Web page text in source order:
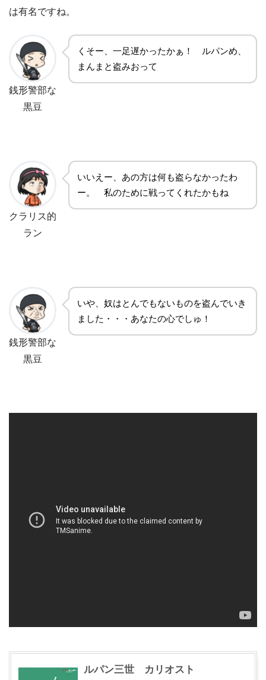
は有名ですね。
銭形警部な
黒豆
くそー、一足遅かったかぁ！ ルパンめ、
まんまと盗みおって
クラリス的
ラン
いいえー、あの方は何も盗らなかったわ
ー。 私のために戦ってくれたかもね
銭形警部な
黒豆
いや、奴はとんでもないものを盗んでいき
ました・・・あなたの心でしゅ！
ルパン三世 カリオスト